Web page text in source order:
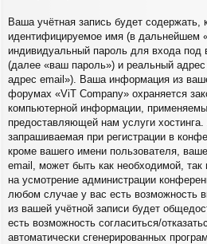
Ваша учётная запись будет содержать,
идентифицируемое имя (в дальнейшем
индивидуальный пароль для входа под
(далее «ваш пароль») и реальный
адрес email»). Ваша информация из
форумах «ViT Company» охраняется
компьютерной информации,
предоставляющей нам услуги
запрашиваемая при регистрации в
кроме вашего имени пользователя,
email, может быть как необходимой, так
на усмотрение администрации
любом случае у вас есть возможность
из вашей учётной записи будет
есть возможность согласиться/
автоматически сгенерированных